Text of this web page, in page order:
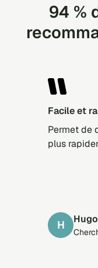
94 %
facile et
Permet de
plus
H Hugo